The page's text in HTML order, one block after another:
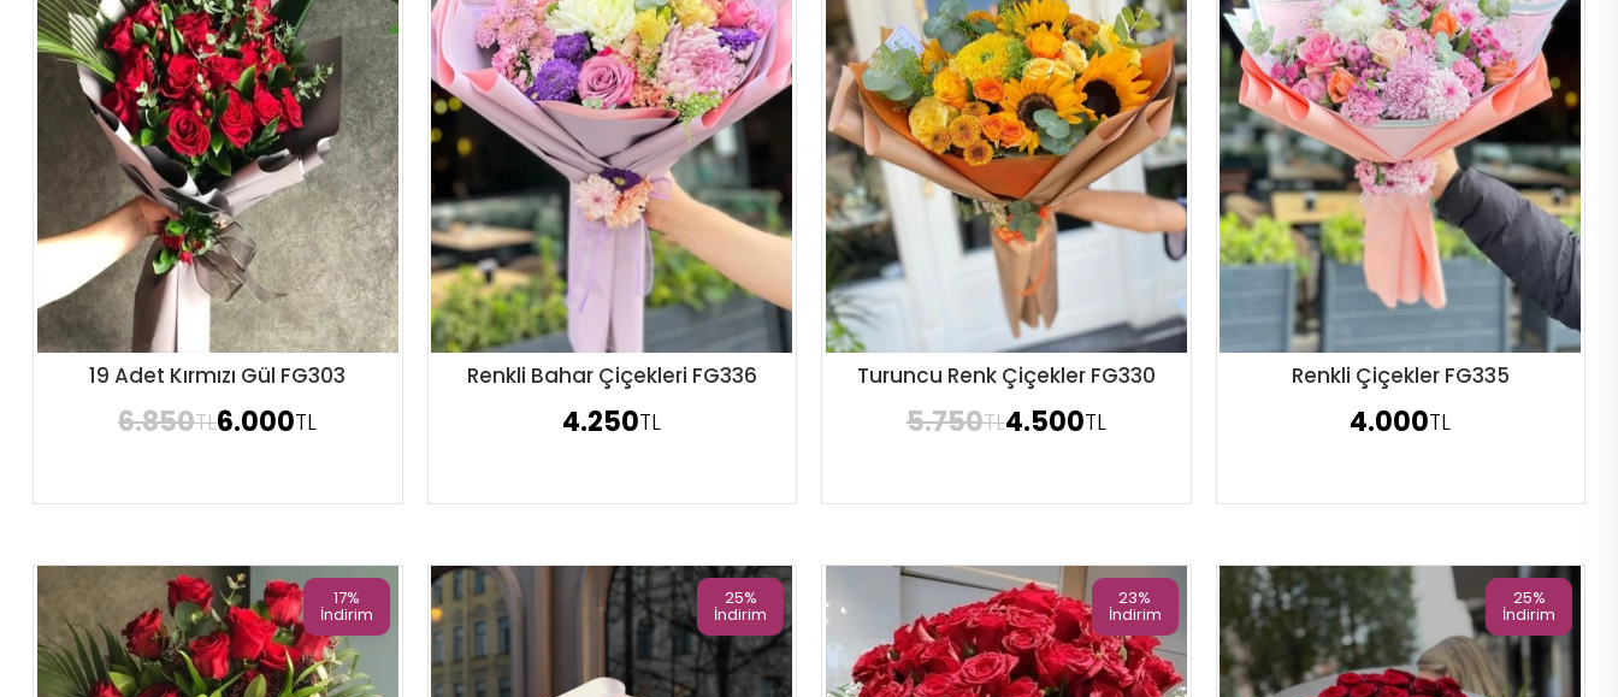
Sipariş Ver
19 Adet Kırmızı Gül FG303
6.850TL6.000TL
Sipariş Ver
Renkli Bahar Çiçekleri FG336
4.250TL
Sipariş Ver
Turuncu Renk Çiçekler FG330
5.750TL4.500TL
Sipariş Ver
Renkli Çiçekler FG335
4.000TL
17%
İndirim
25%
İndirim
23%
İndirim
25%
İndirim